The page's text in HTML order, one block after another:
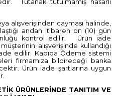
Tutanak tutulmamış hasarlı
alışverişinden cayması halinde,
andan itibaren on (10) gün
kontrol edilir. Ürün iade
alışverişinde kullandığı
edilir. Kapıda Ödeme sistemi
firmamıza bildireceği banka
Ürün iade şartlarına uygun
ÜRÜNLERİNDE TANITIM VE